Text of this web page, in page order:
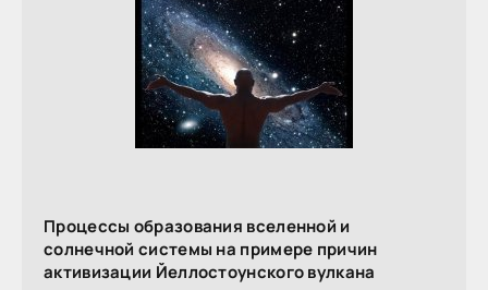
Процессы образования вселенной и
солнечной системы на примере причин
активизации Йеллостоунского вулкана